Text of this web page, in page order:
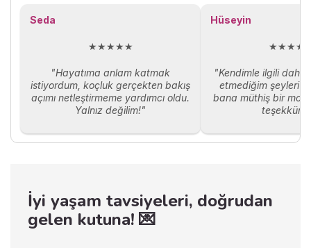
yazıda, megaloman kişilik
psikolojik kökenlerini ve bu
ele alacağız.
Seda
★★★★★
"Hayatıma anlam katmak
istiyordum, koçluk gerçekten bakış
açımı netleştirmeme yardımcı oldu.
Yalnız değilim!"
Hüseyin
"Kendimle ilgili daha
etmediğim şeyleri
bana müthiş bir
İyi yaşam tavsiyeleri, doğrudan
gelen kutuna! 💌